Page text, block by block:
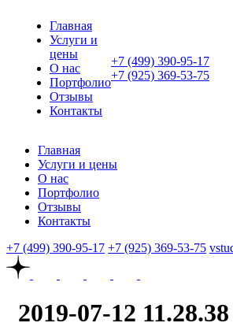
Главная
Услуги и
цены
О нас
Портфолио
Отзывы
Контакты
+7 (499) 390-95-17
+7 (925) 369-53-75
Главная
Услуги и цены
О нас
Портфолио
Отзывы
Контакты
+7 (499) 390-95-17 +7 (925) 369-53-75
2019-07-12 11.28.38